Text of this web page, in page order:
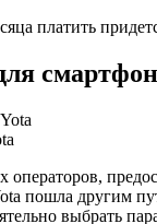
платить
операторов,
пошла другим
выбрать